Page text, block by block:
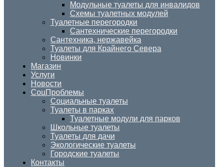
Модульные туалеты для инвалидов
Схемы туалетных модулей
Туалетные перегородки
Сантехнические перегородки
Сантехника, нержавейка
Туалеты для Крайнего Севера
Новинки
Магазин
Услуги
Новости
СоцПроблемы
Социальные туалеты
Туалеты в парках
Туалетные модули для парков
Школьные туалеты
Туалеты для дачи
Экологические туалеты
Городские туалеты
Контакты